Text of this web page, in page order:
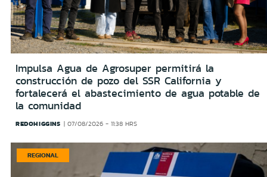
Impulsa Agua de Agrosuper permitirá la
construcción de pozo del SSR California y
fortalecerá el abastecimiento de agua potable de
la comunidad
REDOHIGGINS 07/08/2026 - 11:38 HRS
REGIONAL